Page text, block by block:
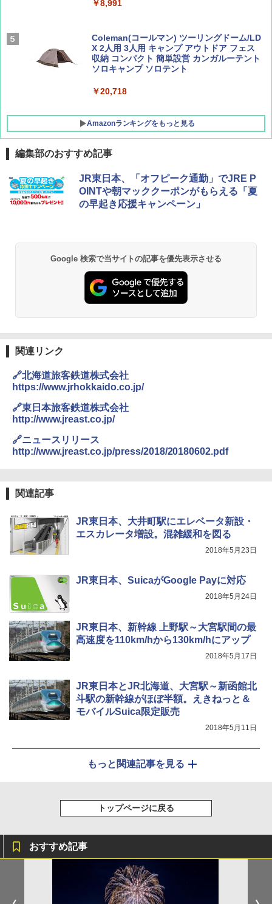
￥1,500
￥1,540
￥8,991
Coleman(コールマン) ツーリングドーム/LD
X 2人用 3人用 キャンプ アウトドア フェス
収納 コンパクト 簡単設営 カンガルーテント
ソロキャンプ ソロテント
￥20,718
Amazonランキングをもっと見る
BUNDOK(バンドック)ソロ ドーム 1 EX BDK
-08EX カーキ ソロキャンプ ポリエステル フ
レーム テント
026リニューアル 急速冷凍 空間倍増 衛生的
コンパクト 保冷力長持ち
￥2,980
￥6,459
ポインターライト 強力 小型 緑色/赤色/青紫色
USB充電式 高精度 超長距離照射 長時間使用
可能 安全ロック付き 高安全性 金属製耐久 コ
ンパクト多機能設計 持ち運び便利 アウトド
ア/オフィス/教育現場/展示会用 緑
電動エアーポンプ SUP用 20PSI 電動ポンプ
ゴムボート 空気入れ 空気抜き 自動停止 過熱
保護 日光可読lcd 7種類ノズル付き
編集部のおすすめ記事
JR東日本、「オフピーク通勤」でJRE P
OINTや朝マッククーポンがもらえる「夏
の早起き応援キャンペーン」
Google 検索で当サイトの記事を優先表示させる
関連リンク
🔗北海道旅客鉄道株式会社
https://www.jrhokkaido.co.jp/
🔗東日本旅客鉄道株式会社
http://www.jreast.co.jp/
🔗ニュースリリース
http://www.jreast.co.jp/press/2018/20180602.pdf
関連記事
JR東日本、大井町駅にエレベータ新設・
エスカレータ増設。混雑緩和を図る
2018年5月23日
JR東日本、SuicaがGoogle Payに対応
2018年5月24日
JR東日本、新幹線 上野駅～大宮駅間の最
高速度を110km/hから130km/hにアップ
2018年5月17日
JR東日本とJR北海道、大宮駅～新函館北
斗駅の新幹線がほぼ半額。えきねっと＆
モバイルSuica限定販売
2018年5月11日
もっと関連記事を見る
トップページに戻る
おすすめ記事